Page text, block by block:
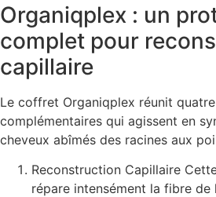
Organiqplex : un
complet pour
capillaire
Le coffret Organiqplex réunit
complémentaires qui agissent en
cheveux abîmés des racines aux
Reconstruction Capillaire
répare intensément la fibre de